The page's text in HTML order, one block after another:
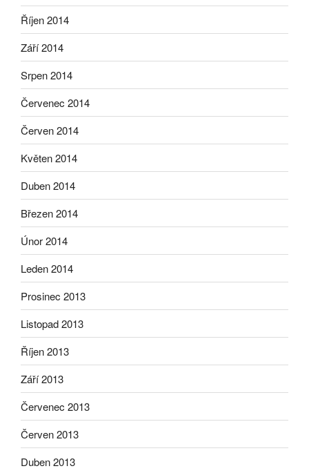
Říjen 2014
Září 2014
Srpen 2014
Červenec 2014
Červen 2014
Květen 2014
Duben 2014
Březen 2014
Únor 2014
Leden 2014
Prosinec 2013
Listopad 2013
Říjen 2013
Září 2013
Červenec 2013
Červen 2013
Duben 2013